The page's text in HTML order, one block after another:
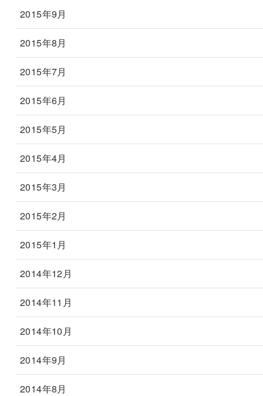
2015年9月
2015年8月
2015年7月
2015年6月
2015年5月
2015年4月
2015年3月
2015年2月
2015年1月
2014年12月
2014年11月
2014年10月
2014年9月
2014年8月